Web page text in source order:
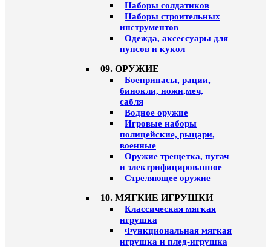
Наборы солдатиков
Наборы строительных
инструментов
Одежда, аксессуары для
пупсов и кукол
09. ОРУЖИЕ
Боеприпасы, рации,
бинокли, ножи,меч,
сабля
Водное оружие
Игровые наборы
полицейские, рыцари,
военные
Оружие трещетка, пугач
и электрифицированное
Стреляющее оружие
10. МЯГКИЕ ИГРУШКИ
Классическая мягкая
игрушка
Функциональная мягкая
игрушка и плед-игрушка